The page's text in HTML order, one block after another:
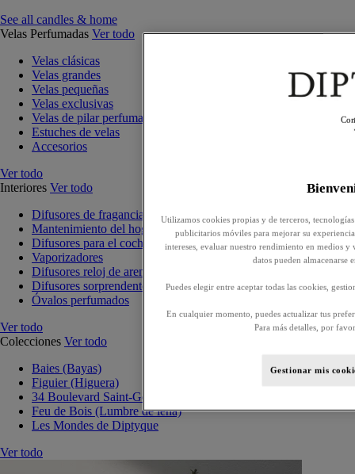
See all candles & home
Velas Perfumadas Ver todo
Velas clásicas
Velas grandes
Velas pequeñas
Velas exclusivas
Velas de pilar perfumadas
Estuches de velas
Accesorios
Ver todo
Interiores Ver todo
Difusores de fragancia para interiores
Mantenimiento del hogar
Difusores para el coche
Vaporizadores
Difusores reloj de arena
Difusores sorprendentes
Óvalos perfumados
Ver todo
Colecciones Ver todo
Baies (Bayas)
Figuier (Higuera)
34 Boulevard Saint-Germain
Feu de Bois (Lumbre de leña)
Les Mondes de Diptyque
Ver todo
Utilizamos cookies propias y de terceros,
publicitarios móviles para mejorar su
intereses, evaluar nuestro rendimiento en medios
datos pueden almacenarse
Puedes elegir entre aceptar todas las cookies,
En cualquier momento, puedes actualizar tus
Para más detalles, por
Gestionar mis